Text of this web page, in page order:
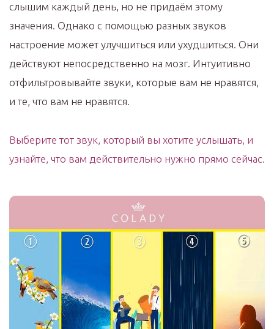
слышим каждый день, но не придаём этому
значения. Однако с помощью разных звуков
настроение может улучшиться или ухудшиться. Они
действуют непосредственно на мозг. Интуитивно
отфильтровывайте звуки, которые вам не нравятся,
и те, что вам не нравятся.
Выберите тот звук, который вы хотите услышать, и
узнайте, что вам действительно нужно прямо сейчас.